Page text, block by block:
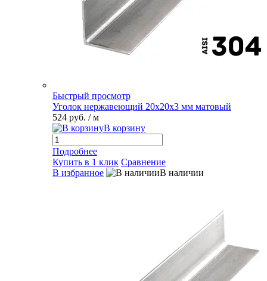
Быстрый просмотр
Уголок нержавеющий 20х20х3 мм матовый
524 руб. / м
В корзину
Подробнее
Купить в 1 клик Сравнение
В избранное
В наличии